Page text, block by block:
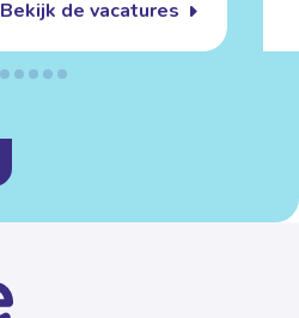
Bekijk de vacatures